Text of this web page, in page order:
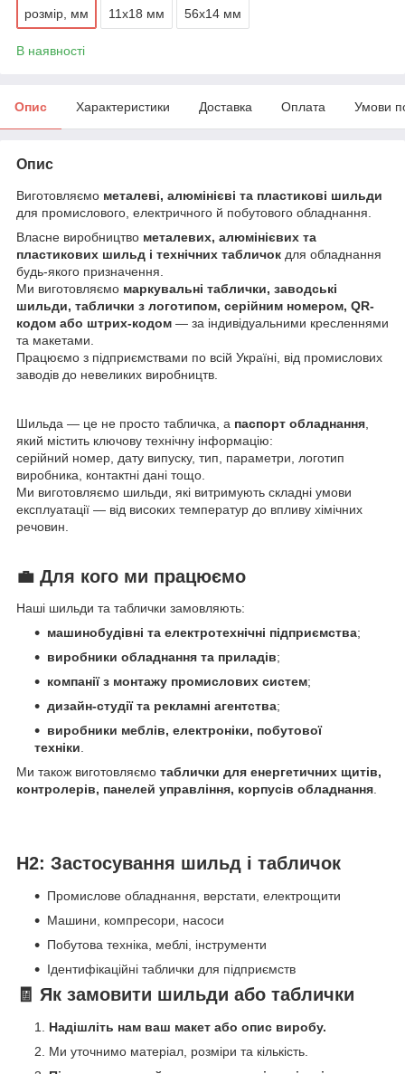
розмір, мм 11х18 мм 56х14 мм
В наявності
Опис Характеристики Доставка Оплата Умови
Опис
Виготовляємо металеві, алюмінієві та пластикові шильди
для промислового, електричного й побутового обладнання.
Власне виробництво металевих, алюмінієвих та
пластикових шильд і технічних табличок для обладнання
будь-якого призначення.
Ми виготовляємо маркувальні таблички, заводські
шильди, таблички з логотипом, серійним номером, QR-
кодом або штрих-кодом — за індивідуальними кресленнями
та макетами.
Працюємо з підприємствами по всій Україні, від промислових
заводів до невеликих виробництв.
Шильда — це не просто табличка, а паспорт обладнання
який містить ключову технічну інформацію:
серійний номер, дату випуску, тип, параметри, логотип
виробника, контактні дані тощо.
Ми виготовляємо шильди, які витримують складні умови
експлуатації — від високих температур до впливу хімічних
речовин.
💼 Для кого ми працюємо
Наші шильди та таблички замовляють:
машинобудівні та електротехнічні підприємства;
виробники обладнання та приладів;
компанії з монтажу промислових систем;
дизайн-студії та рекламні агентства;
виробники меблів, електроніки, побутової
техніки.
Ми також виготовляємо таблички для енергетичних щитів,
контролерів, панелей управління, корпусів обладнання.
H2: Застосування шильд і табличок
Промислове обладнання, верстати, електрощити
Машини, компресори, насоси
Побутова техніка, меблі, інструменти
Ідентифікаційні таблички для підприємств
🧾 Як замовити шильди або таблички
Надішліть нам ваш макет або опис виробу.
Ми уточнимо матеріал, розміри та кількість.